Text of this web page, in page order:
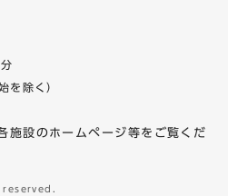
を除く）
施設のホームページ等をご覧くだ